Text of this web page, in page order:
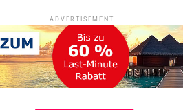
ADVERTISEMENT